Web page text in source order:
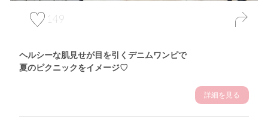
149
ヘルシーな肌見せが目を引くデニムワンピで
夏のピクニックをイメージ♡
詳細を見る